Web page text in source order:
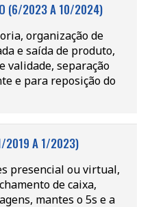
(6/2023 A 10/2024)
organização de
e saída de produto,
validade, separação
e para reposição do
2019 A 1/2023)
presencial ou virtual,
de caixa,
mantes o 5s e a